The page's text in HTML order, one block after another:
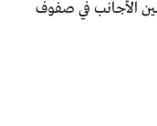
الأجانب في صفوف